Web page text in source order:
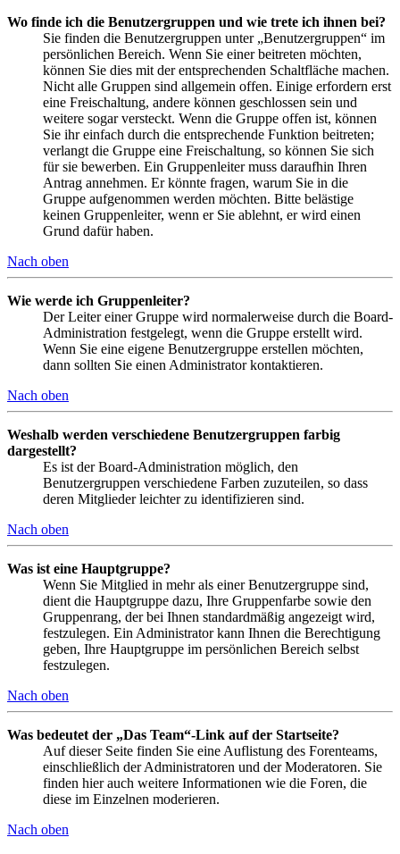
Wo finde ich die Benutzergruppen und wie trete ich ihnen bei?
Sie finden die Benutzergruppen unter „Benutzergruppen“ im
persönlichen Bereich. Wenn Sie einer beitreten möchten,
können Sie dies mit der entsprechenden Schaltfläche machen.
Nicht alle Gruppen sind allgemein offen. Einige erfordern erst
eine Freischaltung, andere können geschlossen sein und
weitere sogar versteckt. Wenn die Gruppe offen ist, können
Sie ihr einfach durch die entsprechende Funktion beitreten;
verlangt die Gruppe eine Freischaltung, so können Sie sich
für sie bewerben. Ein Gruppenleiter muss daraufhin Ihren
Antrag annehmen. Er könnte fragen, warum Sie in die
Gruppe aufgenommen werden möchten. Bitte belästige
keinen Gruppenleiter, wenn er Sie ablehnt, er wird einen
Grund dafür haben.
Nach oben
Wie werde ich Gruppenleiter?
Der Leiter einer Gruppe wird normalerweise durch die Board-
Administration festgelegt, wenn die Gruppe erstellt wird.
Wenn Sie eine eigene Benutzergruppe erstellen möchten,
dann sollten Sie einen Administrator kontaktieren.
Nach oben
Weshalb werden verschiedene Benutzergruppen farbig
dargestellt?
Es ist der Board-Administration möglich, den
Benutzergruppen verschiedene Farben zuzuteilen, so dass
deren Mitglieder leichter zu identifizieren sind.
Nach oben
Was ist eine Hauptgruppe?
Wenn Sie Mitglied in mehr als einer Benutzergruppe sind,
dient die Hauptgruppe dazu, Ihre Gruppenfarbe sowie den
Gruppenrang, der bei Ihnen standardmäßig angezeigt wird,
festzulegen. Ein Administrator kann Ihnen die Berechtigung
geben, Ihre Hauptgruppe im persönlichen Bereich selbst
festzulegen.
Nach oben
Was bedeutet der „Das Team“-Link auf der Startseite?
Auf dieser Seite finden Sie eine Auflistung des Forenteams,
einschließlich der Administratoren und der Moderatoren. Sie
finden hier auch weitere Informationen wie die Foren, die
diese im Einzelnen moderieren.
Nach oben